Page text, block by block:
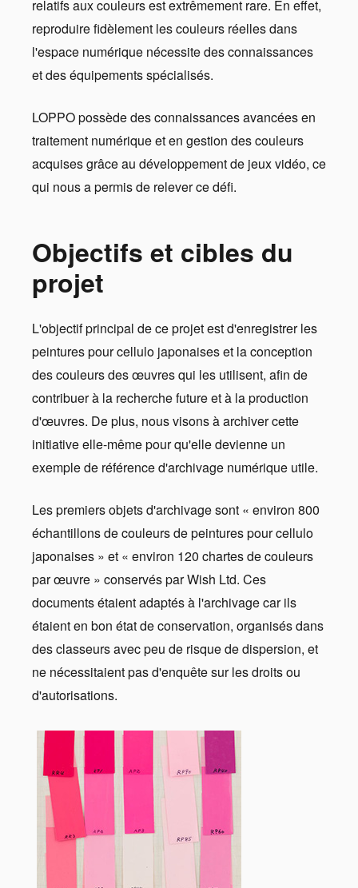
relatifs aux couleurs est extrêmement rare. En effet,
reproduire fidèlement les couleurs réelles dans
l'espace numérique nécessite des connaissances
et des équipements spécialisés.
LOPPO possède des connaissances avancées en
traitement numérique et en gestion des couleurs
acquises grâce au développement de jeux vidéo, ce
qui nous a permis de relever ce défi.
Objectifs et cibles du
projet
L'objectif principal de ce projet est d'enregistrer les
peintures pour cellulo japonaises et la conception
des couleurs des œuvres qui les utilisent, afin de
contribuer à la recherche future et à la production
d'œuvres. De plus, nous visons à archiver cette
initiative elle-même pour qu'elle devienne un
exemple de référence d'archivage numérique utile.
Les premiers objets d'archivage sont « environ 800
échantillons de couleurs de peintures pour cellulo
japonaises » et « environ 120 chartes de couleurs
par œuvre » conservés par Wish Ltd. Ces
documents étaient adaptés à l'archivage car ils
étaient en bon état de conservation, organisés dans
des classeurs avec peu de risque de dispersion, et
ne nécessitaient pas d'enquête sur les droits ou
d'autorisations.